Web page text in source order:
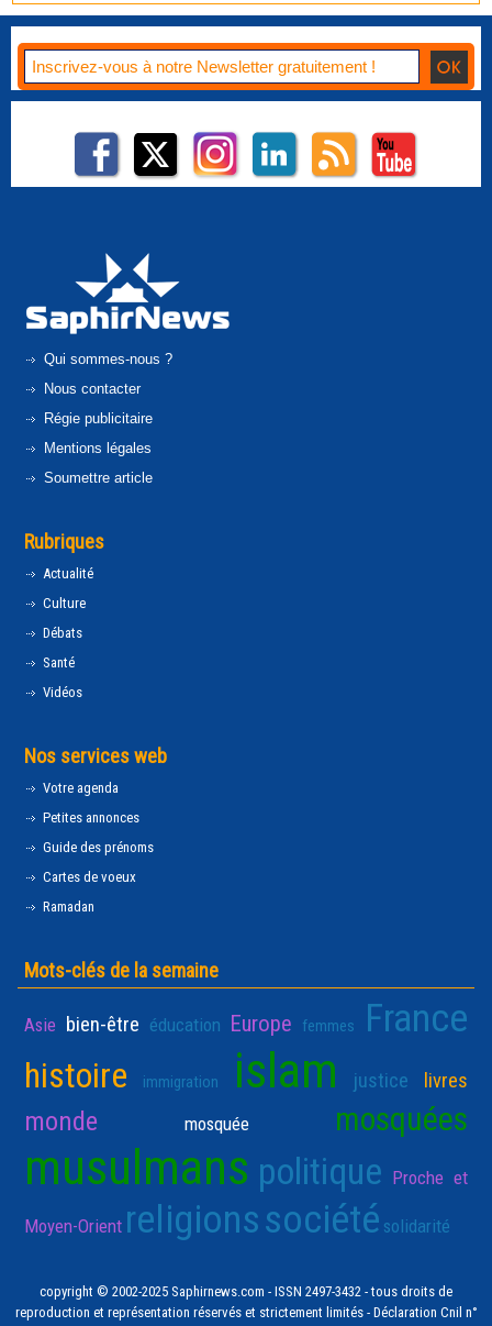
Qui sommes-nous ?
Nous contacter
Régie publicitaire
Mentions légales
Soumettre article
Rubriques
Actualité
Culture
Débats
Santé
Vidéos
Nos services web
Votre agenda
Petites annonces
Guide des prénoms
Cartes de voeux
Ramadan
Mots-clés de la semaine
Asie bien-être éducation Europe femmes France
histoire immigration islam justice livres
monde mosquée mosquées
musulmans politique Proche et
Moyen-Orient religionssociété solidarité
copyright © 2002-2025 Saphirnews.com - ISSN 2497-3432 - tous droits de
reproduction et représentation réservés et strictement limités - Déclaration Cnil n°